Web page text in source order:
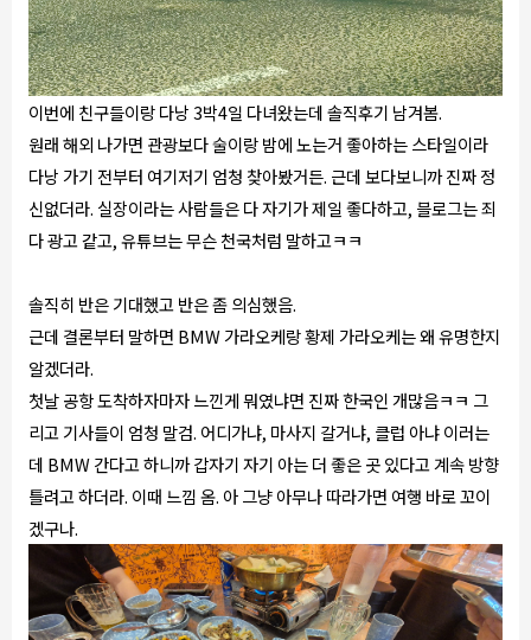
이번에 친구들이랑 다낭 3박4일 다녀왔는데 솔직후기 남겨봄.
원래 해외 나가면 관광보다 술이랑 밤에 노는거 좋아하는 스타일이라
다낭 가기 전부터 여기저기 엄청 찾아봤거든. 근데 보다보니까 진짜 정
신없더라. 실장이라는 사람들은 다 자기가 제일 좋다하고, 블로그는 죄
다 광고 같고, 유튜브는 무슨 천국처럼 말하고ㅋㅋ
솔직히 반은 기대했고 반은 좀 의심했음.
근데 결론부터 말하면 BMW 가라오케랑 황제 가라오케는 왜 유명한지
알겠더라.
첫날 공항 도착하자마자 느낀게 뭐였냐면 진짜 한국인 개많음ㅋㅋ 그
리고 기사들이 엄청 말검. 어디가냐, 마사지 갈거냐, 클럽 아냐 이러는
데 BMW 간다고 하니까 갑자기 자기 아는 더 좋은 곳 있다고 계속 방향
틀려고 하더라. 이때 느낌 옴. 아 그냥 아무나 따라가면 여행 바로 꼬이
겠구나.